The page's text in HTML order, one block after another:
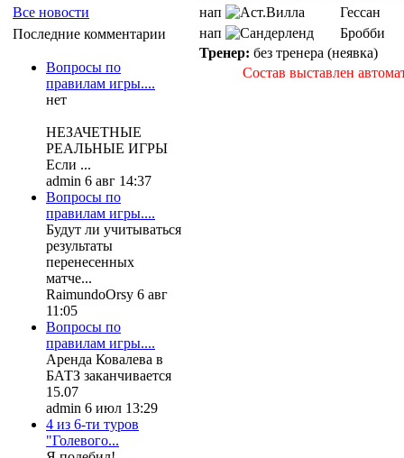
Все новости
Последние комментарии
Вопросы по
правилам игры....
нет
НЕЗАЧЕТНЫЕ
РЕАЛЬНЫЕ ИГРЫ
Если ...
admin 6 авг 14:37
Вопросы по
правилам игры....
Будут ли учитываться
результаты
перенесенных
матче...
RaimundoOrsy 6 авг
11:05
Вопросы по
правилам игры....
Аренда Ковалева в
БАТЗ заканчивается
15.07
admin 6 июл 13:29
4 из 6-ти туров
"Голевого...
нап
Гессан
нап
Бробби
Тренер: без тренера (неявка)
Состав выставлен